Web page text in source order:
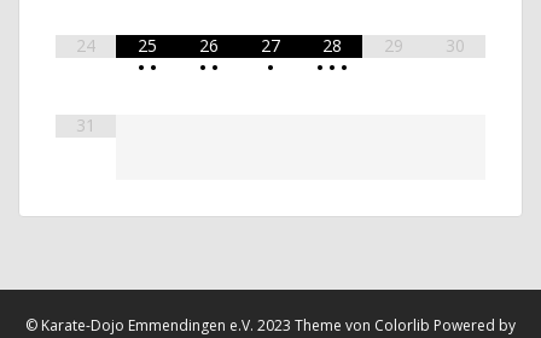
24
25
• •
26
• •
27
•
28
• • •
29 30
31
© Karate-Dojo Emmendingen e.V. 2023 Theme von Colorlib Powered by